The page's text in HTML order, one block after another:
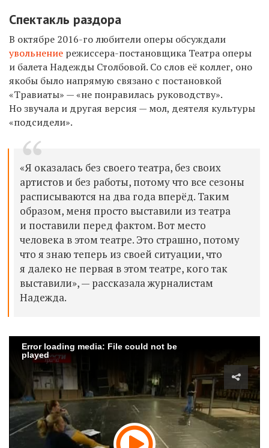
Спектакль раздора
В октябре 2016-го любители оперы обсуждали
увольнение режиссера-постановщика Театра оперы
и балета Надежды Столбовой. Со слов её коллег, оно
якобы было напрямую связано с постановкой
«Травиаты» — «не понравилась руководству».
Но звучала и другая версия — мол, деятеля культуры
«подсидели».
«Я оказалась без своего театра, без своих
артистов и без работы, потому что все сезоны
расписываются на два года вперёд. Таким
образом, меня просто выставили из театра
и поставили перед фактом. Вот место
человека в этом театре. Это страшно, потому
что я знаю теперь из своей ситуации, что
я далеко не первая в этом театре, кого так
выставили», — рассказала журналистам
Надежда.
Error loading media: File could not be
played